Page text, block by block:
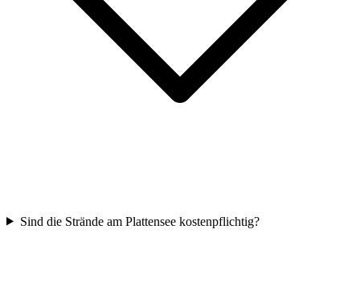
Sind die Strände am Plattensee kostenpflichtig?